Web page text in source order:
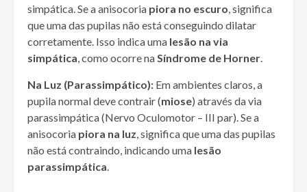
simpática. Se a anisocoria piora no escuro, significa
que uma das pupilas não está conseguindo dilatar
corretamente. Isso indica uma lesão na via
simpática, como ocorre naSíndrome de Horner.
Na Luz (Parassimpático): Em ambientes claros, a
pupila normal deve contrair (miose) através da via
parassimpática (Nervo Oculomotor – III par). Se a
anisocoria piora na luz, significa que uma das pupilas
não está contraindo, indicando uma lesão
parassimpática.